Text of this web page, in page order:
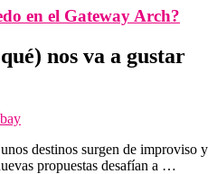
en el Gateway Arch?
nos va a gustar
destinos surgen de improviso y
propuestas desafían a …